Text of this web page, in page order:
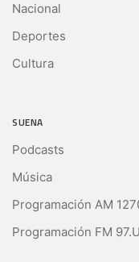
Nacional
Deportes
Cultura
SUENA
Podcasts
Música
Programación AM
Programación FM